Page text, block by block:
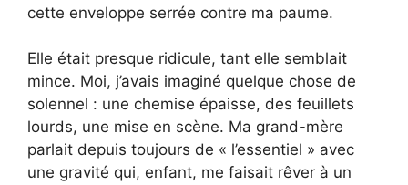
cette enveloppe serrée contre ma paume.
Elle était presque ridicule, tant elle semblait
mince. Moi, j’avais imaginé quelque chose de
solennel : une chemise épaisse, des feuillets
lourds, une mise en scène. Ma grand-mère
parlait depuis toujours de « l’essentiel » avec
une gravité qui, enfant, me faisait rêver à un